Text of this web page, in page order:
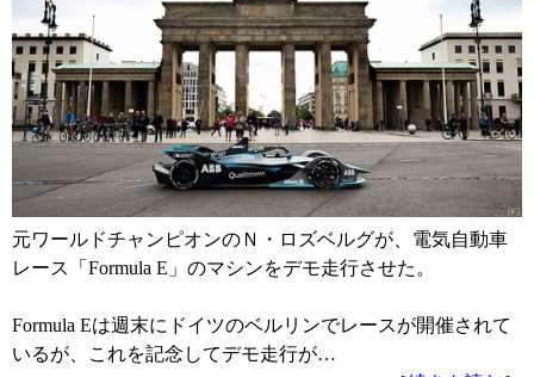
元ワールドチャンピオンのＮ・ロズベルグが、電気自動車
レース「Formula E」のマシンをデモ走行させた。
Formula Eは週末にドイツのベルリンでレースが開催されて
いるが、これを記念してデモ走行が…